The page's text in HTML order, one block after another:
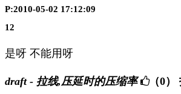
P:2010-05-02 17:12:09
12
是呀 不能用呀
draft - 拉线,压延时的压缩率 （0）